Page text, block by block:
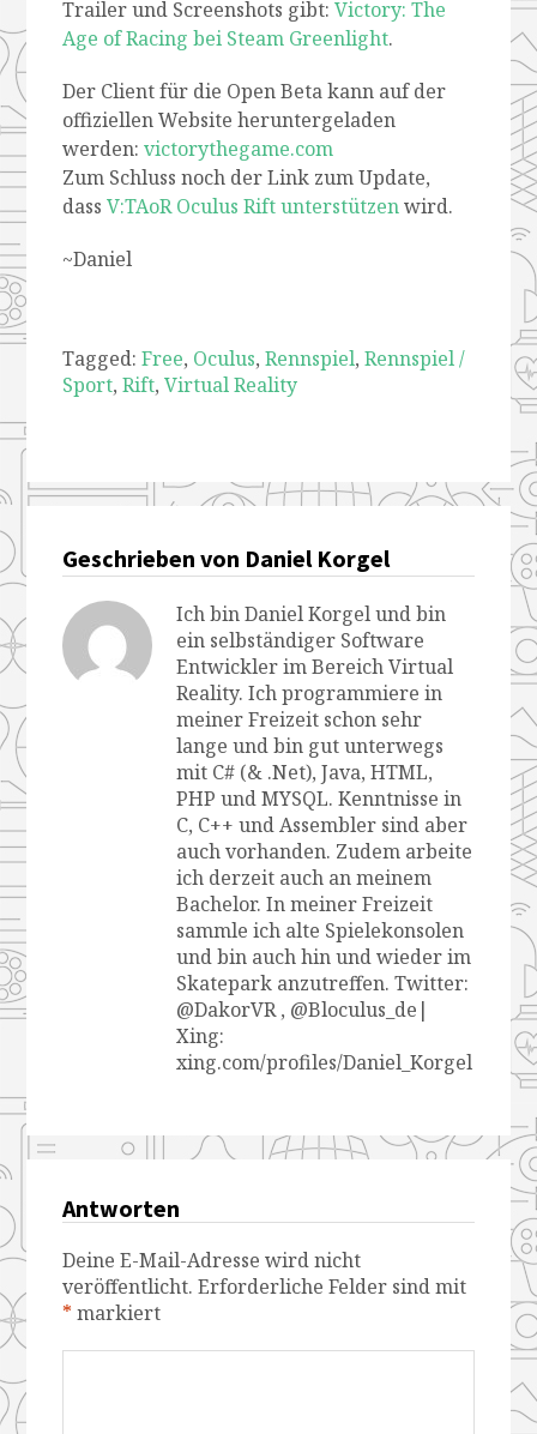
Trailer und Screenshots gibt:Victory: The
Age of Racing bei Steam Greenlight.
Der Client für die Open Beta kann auf der
offiziellen Website heruntergeladen
werden:victorythegame.com
Zum Schluss noch der Link zum Update,
dassV:TAoR Oculus Rift unterstützenwird.
~Daniel
Tagged:Free, Oculus,Rennspiel,Rennspiel /
Sport,Rift,Virtual Reality
Geschrieben von Daniel Korgel
Ich bin Daniel Korgel und bin
ein selbständiger Software
Entwickler im Bereich Virtual
Reality. Ich programmiere in
meiner Freizeit schon sehr
lange und bin gut unterwegs
mit C# (& .Net), Java, HTML,
PHP und MYSQL. Kenntnisse in
C, C++ und Assembler sind aber
auch vorhanden. Zudem arbeite
ich derzeit auch an meinem
Bachelor. In meiner Freizeit
sammle ich alte Spielekonsolen
und bin auch hin und wieder im
Skatepark anzutreffen. Twitter:
@DakorVR , @Bloculus_de|
Xing:
xing.com/profiles/Daniel_Korgel
Antworten
Deine E-Mail-Adresse wird nicht
veröffentlicht. Erforderliche Felder sind mit
* markiert